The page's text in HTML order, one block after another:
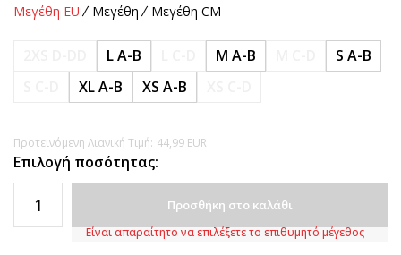
Μεγέθη EU Μεγέθη Μεγέθη CM
L A-B M A-B
S A-B
XL A-B XS A-B
Προτεινόμενη Λιανική Τιμή: 44,99 EUR
Επιλογή ποσότητας:
Προσθήκη στο καλάθι
Είναι απαραίτητο να επιλέξετε το επιθυμητό μέγεθος